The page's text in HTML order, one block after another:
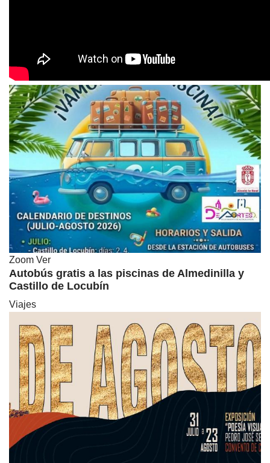
Zoom Ver
Autobús gratis a las piscinas de Almedinilla y
Castillo de Locubín
Viajes